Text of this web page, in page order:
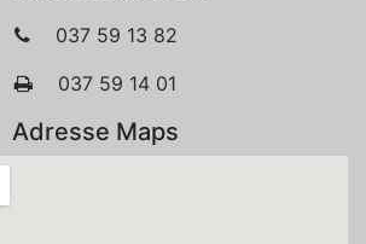
037 59 13 82
037 59 14 01
Adresse Maps